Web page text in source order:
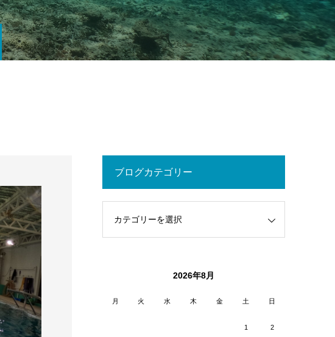
ブログカテゴリー
2026年8月
月 火 水 木 金 土 日
1 2